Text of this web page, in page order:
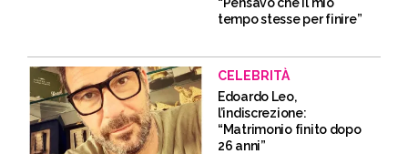
tempo stesse per finire”
CELEBRITÀ
Edoardo Leo,
l’indiscrezione:
“Matrimonio finito dopo
26 anni”